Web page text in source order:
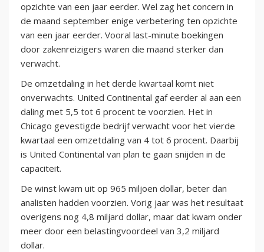
opzichte van een jaar eerder. Wel zag het concern in
de maand september enige verbetering ten opzichte
van een jaar eerder. Vooral last-minute boekingen
door zakenreizigers waren die maand sterker dan
verwacht.
De omzetdaling in het derde kwartaal komt niet
onverwachts. United Continental gaf eerder al aan een
daling met 5,5 tot 6 procent te voorzien. Het in
Chicago gevestigde bedrijf verwacht voor het vierde
kwartaal een omzetdaling van 4 tot 6 procent. Daarbij
is United Continental van plan te gaan snijden in de
capaciteit.
De winst kwam uit op 965 miljoen dollar, beter dan
analisten hadden voorzien. Vorig jaar was het resultaat
overigens nog 4,8 miljard dollar, maar dat kwam onder
meer door een belastingvoordeel van 3,2 miljard
dollar.